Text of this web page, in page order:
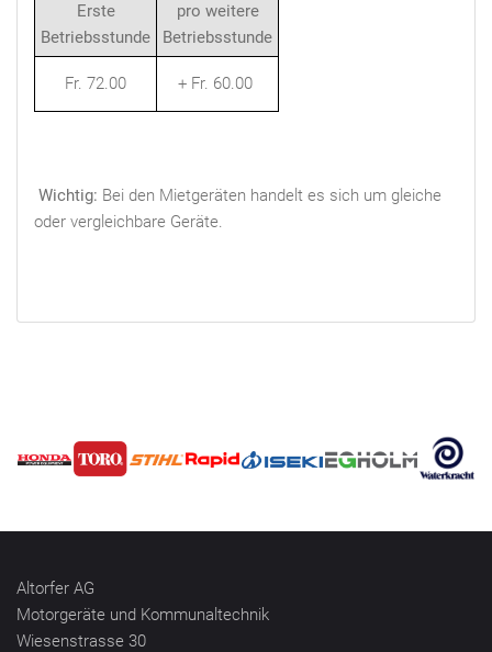
Erste
Betriebsstunde
pro weitere
Betriebsstunde
Fr. 72.00 + Fr. 60.00
Wichtig: Bei den Mietgeräten handelt es sich um gleiche
oder vergleichbare Geräte.
Altorfer AG
Motorgeräte und Kommunaltechnik
Wiesenstrasse 30